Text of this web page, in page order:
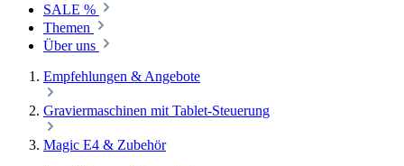
SALE %
Themen
Über uns
Empfehlungen & Angebote
Graviermaschinen mit Tablet-Steuerung
Magic E4 & Zubehör